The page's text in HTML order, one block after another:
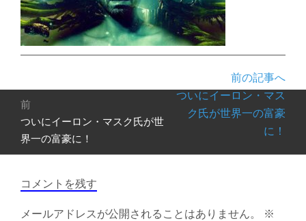
前の記事へ
ついにイーロン・マス
ク氏が世界一の富豪
に！
前
前
の
投
ついにイーロン・マスク氏が世
界一の富豪に！
コメントを残す
メールアドレスが公開されることはありません。
※